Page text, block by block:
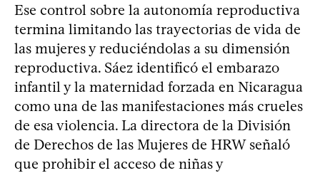
Ese control sobre la autonomía reproductiva
termina limitando las trayectorias de vida de
las mujeres y reduciéndolas a su dimensión
reproductiva. Sáez identificó el embarazo
infantil y la maternidad forzada en Nicaragua
como una de las manifestaciones más crueles
de esa violencia. La directora de la División
de Derechos de las Mujeres de HRW señaló
que prohibir el acceso de niñas y